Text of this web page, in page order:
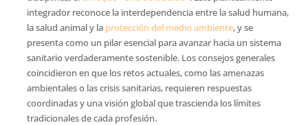
integrador reconoce la interdependencia entre la salud humana,
la salud animal y la protección del medio ambiente, y se
presenta como un pilar esencial para avanzar hacia un sistema
sanitario verdaderamente sostenible. Los consejos generales
coincidieron en que los retos actuales, como las amenazas
ambientales o las crisis sanitarias, requieren respuestas
coordinadas y una visión global que trascienda los límites
tradicionales de cada profesión.